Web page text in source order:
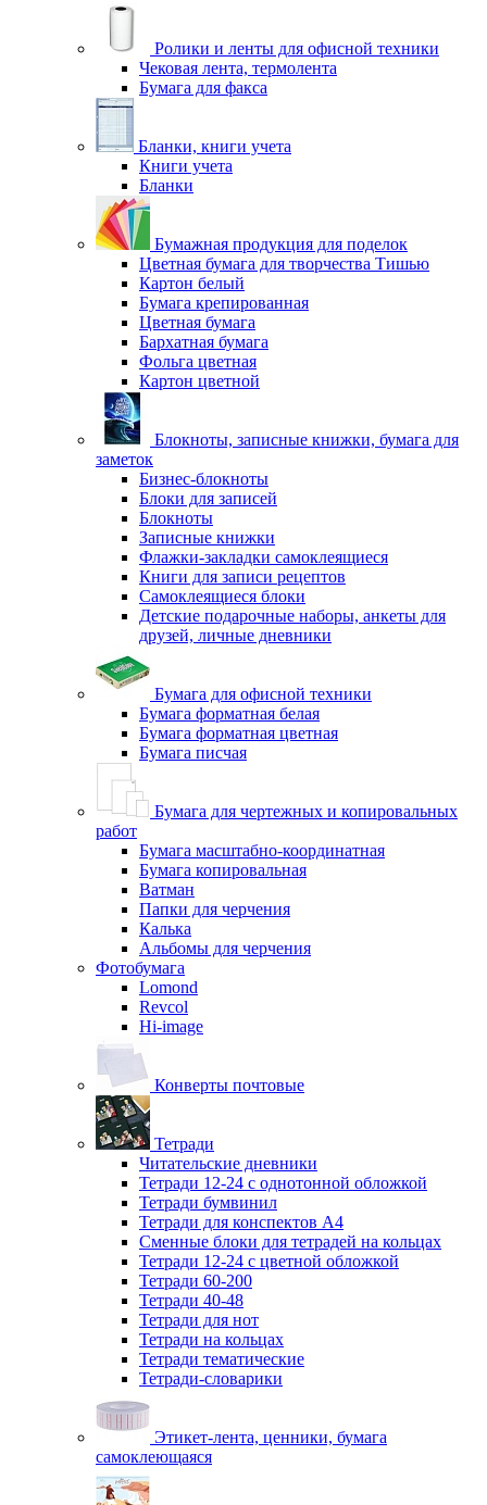
Ролики и ленты для офисной техники
Чековая лента, термолента
Бумага для факса
Бланки, книги учета
Книги учета
Бланки
Бумажная продукция для поделок
Цветная бумага для творчества Тишью
Картон белый
Бумага крепированная
Цветная бумага
Бархатная бумага
Фольга цветная
Картон цветной
Блокноты, записные книжки, бумага для
заметок
Бизнес-блокноты
Блоки для записей
Блокноты
Записные книжки
Флажки-закладки самоклеящиеся
Книги для записи рецептов
Самоклеящиеся блоки
Детские подарочные наборы, анкеты для
друзей, личные дневники
Бумага для офисной техники
Бумага форматная белая
Бумага форматная цветная
Бумага писчая
Бумага для чертежных и копировальных
работ
Бумага масштабно-координатная
Бумага копировальная
Ватман
Папки для черчения
Калька
Альбомы для черчения
Фотобумага
Lomond
Revcol
Hi-image
Конверты почтовые
Тетради
Читательские дневники
Тетради 12-24 с однотонной обложкой
Тетради бумвинил
Тетради для конспектов А4
Сменные блоки для тетрадей на кольцах
Тетради 12-24 с цветной обложкой
Тетради 60-200
Тетради 40-48
Тетради для нот
Тетради на кольцах
Тетради тематические
Тетради-словарики
Этикет-лента, ценники, бумага
самоклеющаяся